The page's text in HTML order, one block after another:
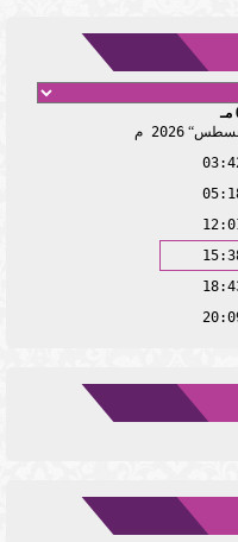
2026 م